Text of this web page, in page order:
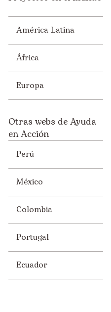
América Latina
África
Europa
Otras webs de Ayuda
en Acción
Perú
México
Colombia
Portugal
Ecuador